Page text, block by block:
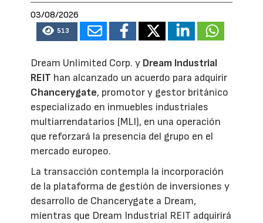
03/08/2026
513
Dream Unlimited Corp. y Dream Industrial
REIT han alcanzado un acuerdo para adquirir
Chancerygate, promotor y gestor británico
especializado en inmuebles industriales
multiarrendatarios (MLI), en una operación
que reforzará la presencia del grupo en el
mercado europeo.
La transacción contempla la incorporación
de la plataforma de gestión de inversiones y
desarrollo de Chancerygate a Dream,
mientras que Dream Industrial REIT adquirirá